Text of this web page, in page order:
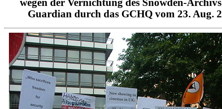
wegen der Vernichtung des Snowden-
Guardian durch das GCHQ vom 23. Aug.